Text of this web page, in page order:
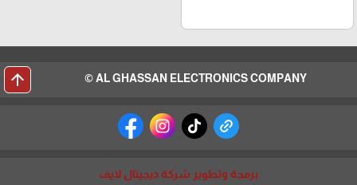
AL GHASSAN ELECTRONICS COMPANY ©
arrow_upward
برمجة وتطوير شركة ديجيتال لايف